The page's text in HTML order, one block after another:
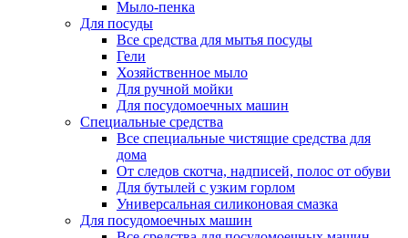
Мыло-пенка
Для посуды
Все средства для мытья посуды
Гели
Хозяйственное мыло
Для ручной мойки
Для посудомоечных машин
Специальные средства
Все специальные чистящие средства для
дома
От следов скотча, надписей, полос от обуви
Для бутылей с узким горлом
Универсальная силиконовая смазка
Для посудомоечных машин